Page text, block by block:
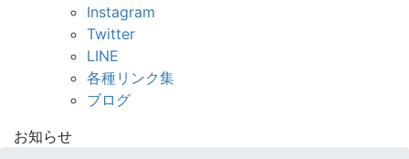
Instagram
Twitter
LINE
各種リンク集
ブログ
お知らせ